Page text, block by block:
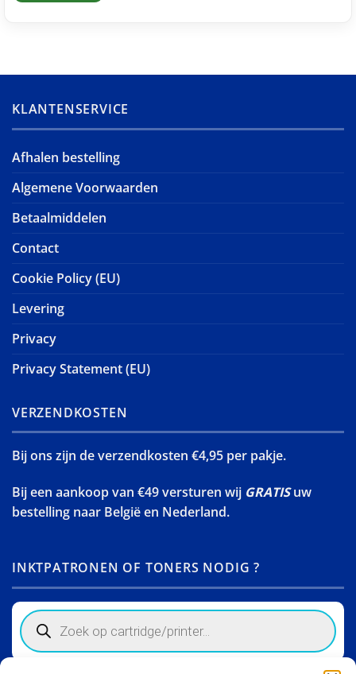
KLANTENSERVICE
Afhalen bestelling
Algemene Voorwaarden
Betaalmiddelen
Contact
Cookie Policy (EU)
Levering
Privacy
Privacy Statement (EU)
VERZENDKOSTEN
Bij ons zijn de verzendkosten €4,95 per pakje.
Bij een aankoop van €49 versturen wij GRATISuw
bestelling naar België en Nederland.
INKTPATRONEN OF TONERS NODIG ?
Products
search